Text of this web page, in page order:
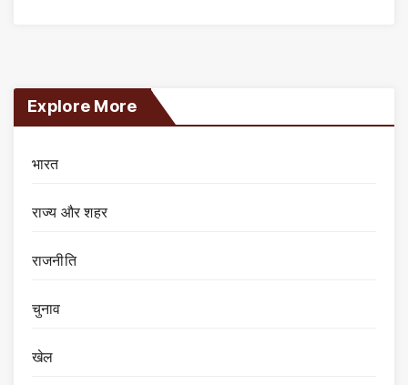
Explore More
भारत
राज्य और शहर
राजनीति
चुनाव
खेल